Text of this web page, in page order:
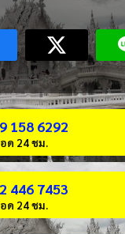
158 6292
ด 24 ชม.
446 7453
ด 24 ชม.